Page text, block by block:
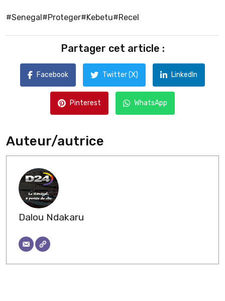
#Senegal#Proteger#Kebetu#Recel
Partager cet article :
Facebook Twitter (X) LinkedIn
Pinterest WhatsApp
Auteur/autrice
Dalou Ndakaru